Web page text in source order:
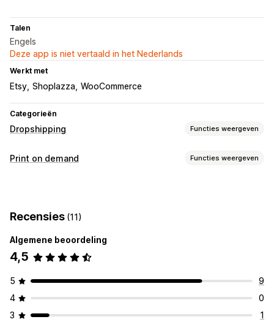
Talen
Engels
Deze app is niet vertaald in het Nederlands
Werkt met
Etsy Shoplazza WooCommerce
Categorieën
Dropshipping Functies weergeven
Producten die je kunt verkopen
Inkooplocaties
Print on demand Functies weergeven
Volledige bedrukking Bags
Borduurwerk Hats
Milieuvriendelijk
Recensies (11)
Algemene beoordeling
4,5
5
9
4
0
3
1